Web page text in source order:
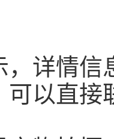
，详情
可以直接